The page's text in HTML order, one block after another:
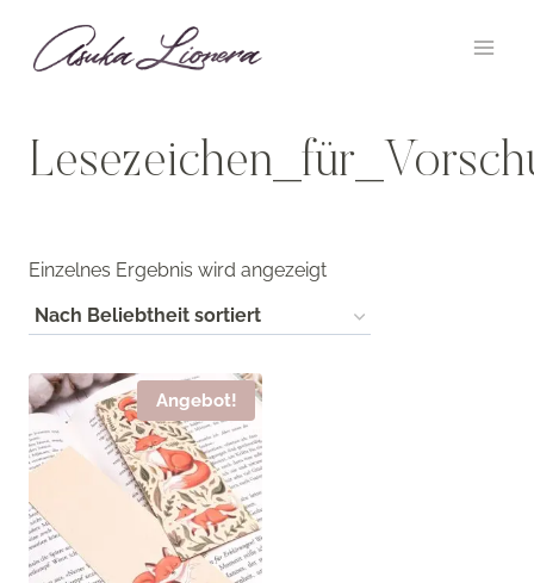
Inhalt
springen
Einzelnes Ergebnis wird angezeigt
Angebot!